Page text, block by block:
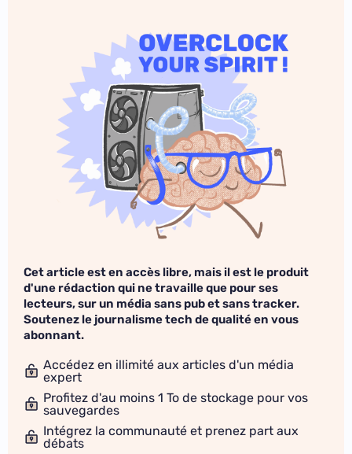
Cet article est en accès libre, mais il est le produit
d'une rédaction qui ne travaille que pour ses
lecteurs, sur un média sans pub et sans tracker.
Soutenez le journalisme tech de qualité en vous
abonnant.
Accédez en illimité aux articles d'un média
expert
Profitez d'au moins 1 To de stockage pour vos
sauvegardes
Intégrez la communauté et prenez part aux
débats